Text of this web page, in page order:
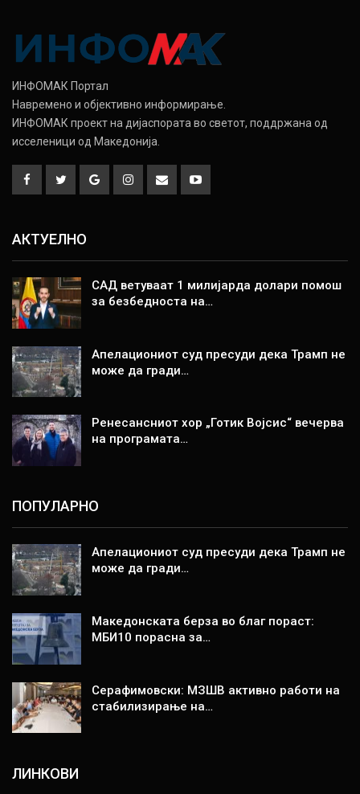
ИНФОМАК Портал
Навремено и објективно информирање.
ИНФОМАК проект на дијаспората во светот, поддржана од
исселеници од Македонија.
АКТУЕЛНО
САД ветуваат 1 милијарда долари помош
за безбедноста на…
Апелациониот суд пресуди дека Трамп не
може да гради…
Ренесансниот хор „Готик Војсис“ вечерва
на програмата…
ПОПУЛАРНО
Апелациониот суд пресуди дека Трамп не
може да гради…
Македонската берза во благ пораст:
МБИ10 порасна за…
Серафимовски: МЗШВ активно работи на
стабилизирање на…
ЛИНКОВИ